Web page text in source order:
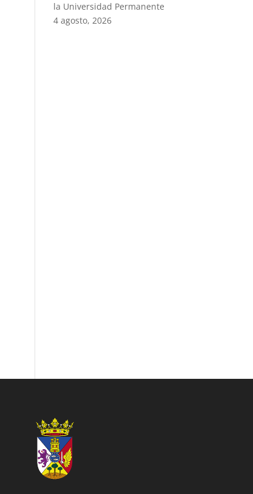
la Universidad Permanente
4 agosto, 2026